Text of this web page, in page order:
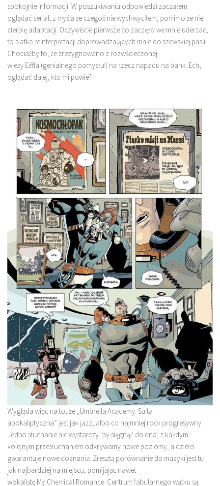
spokojnie informacji. W poszukiwaniu odpowiedzi zacząłem
oglądać serial, z myślą że czegoś nie wychwyciłem, pomimo że nie
cierpię adaptacji. Oczywiście pierwsze co zaczęło we mnie uderzać,
to siatka reinterpretacji doprowadzających mnie do szewskiej pasji.
Chociażby to, że zrezygnowano z rozwścieczonej
wieży Eiffla (genialnego pomysłu!) na rzecz napadu na bank. Ech,
oglądać dalej, kto mi powie?
Wygląda więc na to, że „Umbrella Academy. Suita
apokaliptyczna” jest jak jazz, albo co najmniej rock progresywny.
Jedno słuchanie nie wystarczy, by sięgnąć do dna, z każdym
kolejnym przesłuchaniem odkrywamy nowe poziomy, a dzieło
gwarantuje nowe doznania. Zresztą porównanie do muzyki jest tu
jak najbardziej na miejscu, pomijając nawet
wokalistę My Chemical Romance. Centrum fabularnego wątku są